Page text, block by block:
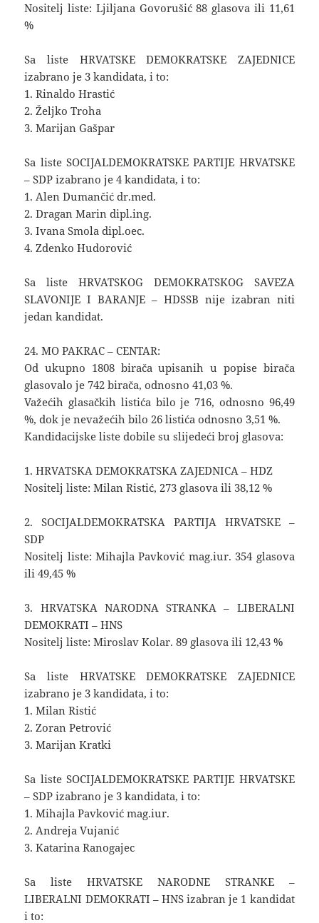
Nositelj liste: Ljiljana Govorušić 88 glasova ili 11,61
%
Sa liste HRVATSKE DEMOKRATSKE ZAJEDNICE
izabrano je 3 kandidata, i to:
1. Rinaldo Hrastić
2. Željko Troha
3. Marijan Gašpar
Sa liste SOCIJALDEMOKRATSKE PARTIJE HRVATSKE
– SDP izabrano je 4 kandidata, i to:
1. Alen Dumančić dr.med.
2. Dragan Marin dipl.ing.
3. Ivana Smola dipl.oec.
4. Zdenko Hudorović
Sa liste HRVATSKOG DEMOKRATSKOG SAVEZA
SLAVONIJE I BARANJE – HDSSB nije izabran niti
jedan kandidat.
24. MO PAKRAC – CENTAR:
Od ukupno 1808 birača upisanih u popise birača
glasovalo je 742 birača, odnosno 41,03 %.
Važećih glasačkih listića bilo je 716, odnosno 96,49
%, dok je nevažećih bilo 26 listića odnosno 3,51 %.
Kandidacijske liste dobile su slijedeći broj glasova:
1. HRVATSKA DEMOKRATSKA ZAJEDNICA – HDZ
Nositelj liste: Milan Ristić, 273 glasova ili 38,12 %
2. SOCIJALDEMOKRATSKA PARTIJA HRVATSKE –
SDP
Nositelj liste: Mihajla Pavković mag.iur. 354 glasova
ili 49,45 %
3. HRVATSKA NARODNA STRANKA – LIBERALNI
DEMOKRATI – HNS
Nositelj liste: Miroslav Kolar. 89 glasova ili 12,43 %
Sa liste HRVATSKE DEMOKRATSKE ZAJEDNICE
izabrano je 3 kandidata, i to:
1. Milan Ristić
2. Zoran Petrović
3. Marijan Kratki
Sa liste SOCIJALDEMOKRATSKE PARTIJE HRVATSKE
– SDP izabrano je 3 kandidata, i to:
1. Mihajla Pavković mag.iur.
2. Andreja Vujanić
3. Katarina Ranogajec
Sa liste HRVATSKE NARODNE STRANKE –
LIBERALNI DEMOKRATI – HNS izabran je 1 kandidat
i to: